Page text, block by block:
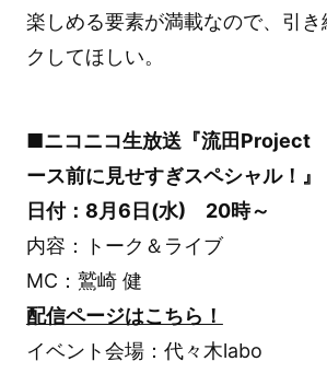
楽しめる要素が満載なので、引き
クしてほしい。
■ニコニコ生放送『流田Project
ース前に見せすぎスペシャル！』
日付：8月6日(水) 20時～
内容：トーク＆ライブ
MC：鷲崎 健
配信ページはこちら！
イベント会場：代々木labo